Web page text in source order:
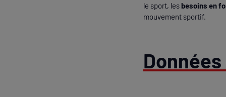
le sport, les besoins en
mouvement sportif.